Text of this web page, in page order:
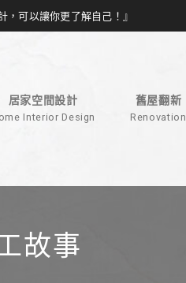
，可以讓你更了解自己！』
居家空間設計
Interior Design
舊屋翻新
Renovation
故事